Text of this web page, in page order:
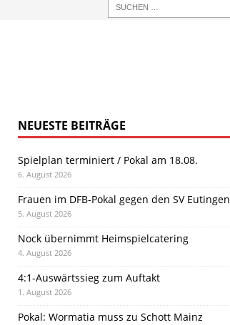
NEUESTE BEITRÄGE
Spielplan terminiert / Pokal am 18.08.
6. August 2026
Frauen im DFB-Pokal gegen den SV Eutingen
5. August 2026
Nock übernimmt Heimspielcatering
4. August 2026
4:1-Auswärtssieg zum Auftakt
1. August 2026
Pokal: Wormatia muss zu Schott Mainz